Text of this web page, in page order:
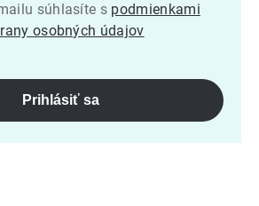
súhlasíte s podmienkami
osobných údajov
Prihlásiť sa